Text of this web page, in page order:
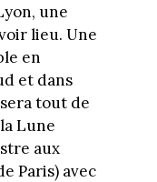
une
lieu. Une
en
et dans
tout de
Lune
aux
Paris) avec